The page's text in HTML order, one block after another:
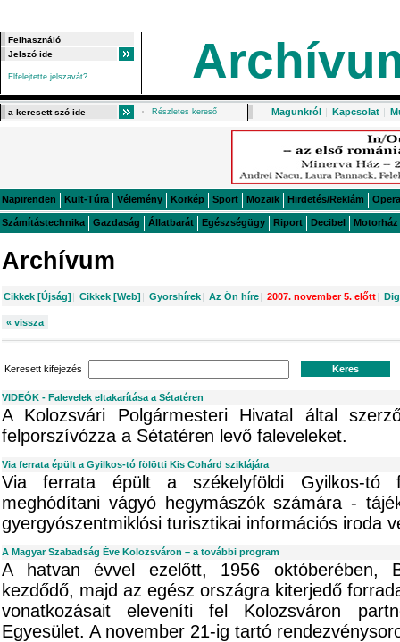
Elfelejtette jelszavát?
Részletes kereső Magunkról | Kapcsolat |
Napirenden Kult-Túra Vélemény Körkép Sport Mozaik Hirdetés/Reklám Opera
Számítástechnika Gazdaság Állatbarát Egészségügy Riport Decibel Motorház
Archívum
Cikkek [Újság] | Cikkek [Web] | Gyorshírek| Az Ön híre| 2007. november 5. előtt|
« vissza
Keresett kifejezés
VIDEÓK - Falevelek eltakarítása a Sétatéren
A Kolozsvári Polgármesteri Hivatal által
felporszívózza a Sétatéren levő faleveleket.
Via ferrata épült a Gyilkos-tó fölötti Kis Cohárd sziklájára
Via ferrata épült a székelyföldi Gyilkos-tó
meghódítani vágyó hegymászók számára -
gyergyószentmiklósi turisztikai információs iroda
A Magyar Szabadság Éve Kolozsváron – a további program
A hatvan évvel ezelőtt, 1956 októberében,
kezdődő, majd az egész országra kiterjedő
vonatkozásait eleveníti fel Kolozsváron
Egyesület. A november 21-ig tartó